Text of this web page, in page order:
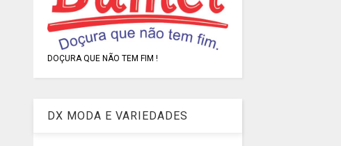
DOÇURA QUE NÃO TEM FIM !
DX MODA E VARIEDADES